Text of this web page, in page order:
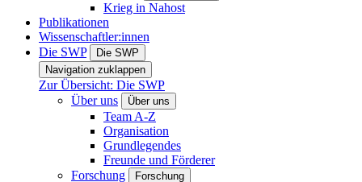
Krieg in Nahost
Publikationen
Wissenschaftler:innen
Die SWP
Die SWP
Navigation zuklappen
Zur Übersicht: Die SWP
Über uns
Über uns
Team A-Z
Organisation
Grundlegendes
Freunde und Förderer
Forschung
Forschung